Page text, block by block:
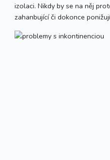
izolaci. Nikdy by se na něj
zahanbující či dokonce